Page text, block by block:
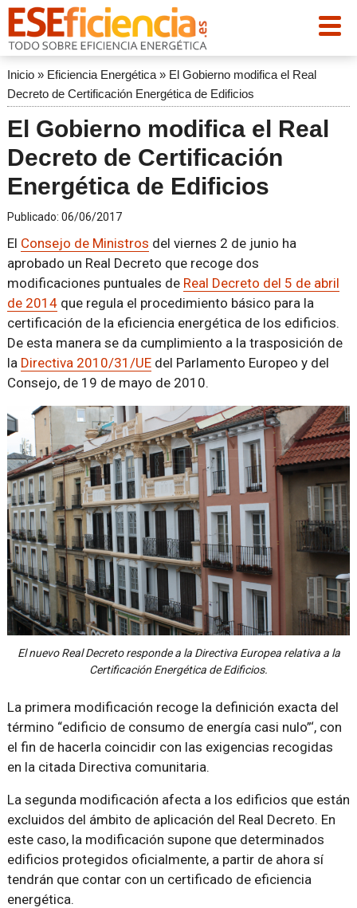
Inicio» Eficiencia Energética» El Gobierno modifica el Real
Decreto de Certificación Energética de Edificios
El Gobierno modifica el Real
Decreto de Certificación
Energética de Edificios
Publicado: 06/06/2017
El Consejo de Ministros del viernes 2 de junio ha
aprobado un Real Decreto que recoge dos
modificaciones puntuales de Real Decreto del 5 de abril
de 2014que regula el procedimiento básico para la
certificación de la eficiencia energética de los edificios.
De esta manera se da cumplimiento a la trasposición de
la Directiva 2010/31/UEdel Parlamento Europeo y del
Consejo, de 19 de mayo de 2010.
El nuevo Real Decreto responde a la Directiva Europea relativa a la
Certificación Energética de Edificios.
La primera modificación recoge la definición exacta del
término “edificio de consumo de energía casi nulo”‘, con
el fin de hacerla coincidir con las exigencias recogidas
en la citada Directiva comunitaria.
La segunda modificación afecta a los edificios que están
excluidos del ámbito de aplicación del Real Decreto. En
este caso, la modificación supone que determinados
edificios protegidos oficialmente, a partir de ahora sí
tendrán que contar con un certificado de eficiencia
energética.